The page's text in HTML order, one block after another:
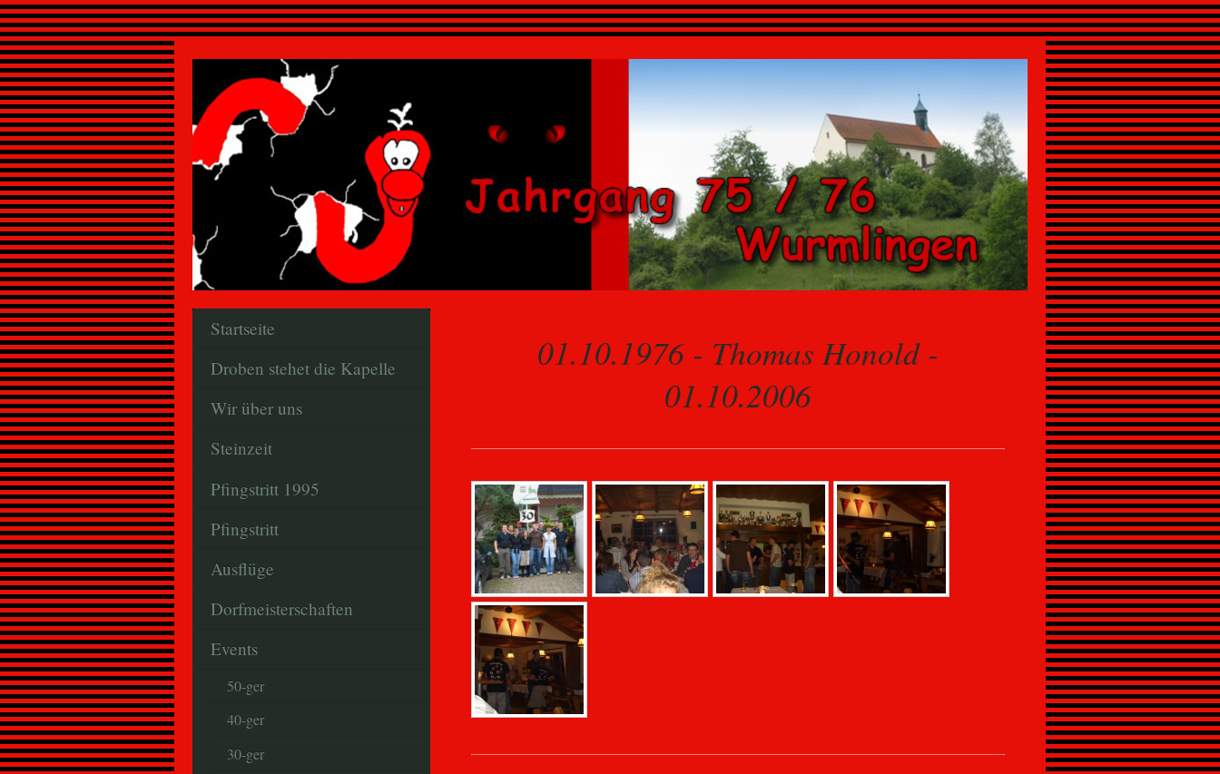
01.10.1976 - Thomas Honold -
01.10.2006
Startseite
Droben stehet die Kapelle
Wir über uns
Steinzeit
Pfingstritt 1995
Pfingstritt
Ausflüge
Dorfmeisterschaften
Events
50-ger
40-ger
30-ger